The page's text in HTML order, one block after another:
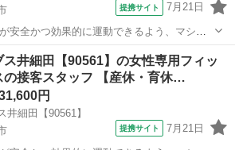
提携サイト 7月21日
安全かつ効果的に運動できるよう、マシン
す。運動が初めての方や苦手な方がほとん
りません。「今日はこの動きを意識しまし
をしながら、...
その他
ス井細田【90561】の女性専用フィッ
の接客スタッフ 【産休・育休…
円
井細田【90561】
提携サイト 7月21日